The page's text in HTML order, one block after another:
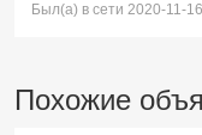
Был(а) в сети 2020-11-
Похожие